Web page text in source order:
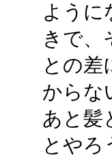
ように
きで、
との差
からな
あと髪
とやろ